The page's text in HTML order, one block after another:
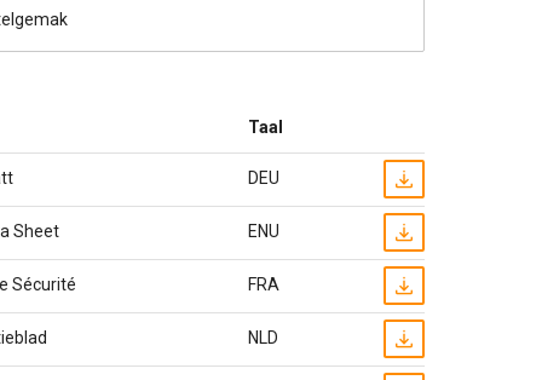
Taal
DEU
Sheet ENU
Sécurité FRA
NLD